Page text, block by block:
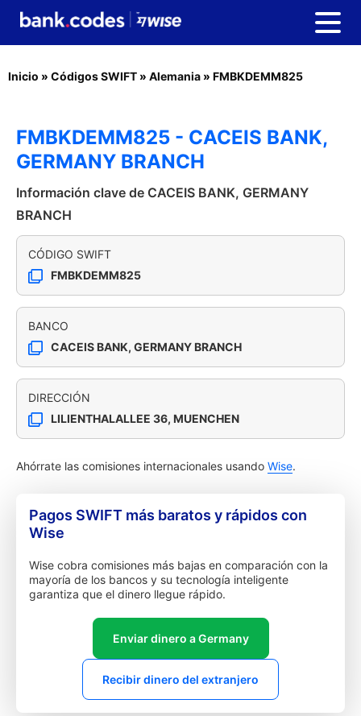
Inicio » Códigos SWIFT » Alemania » FMBKDEMM825
FMBKDEMM825 - CACEIS BANK,
GERMANY BRANCH
Información clave de CACEIS BANK, GERMANY
BRANCH
CÓDIGO SWIFT
FMBKDEMM825
BANCO
CACEIS BANK, GERMANY BRANCH
DIRECCIÓN
LILIENTHALALLEE 36, MUENCHEN
Ahórrate las comisiones internacionales usando Wise.
Pagos SWIFT más baratos y rápidos con
Wise
Wise cobra comisiones más bajas en comparación con la
mayoría de los bancos y su tecnología inteligente
garantiza que el dinero llegue rápido.
Enviar dinero a Germany
Recibir dinero del extranjero